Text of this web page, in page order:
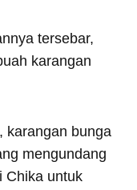
tersebar,
karangan
karangan bunga
mengundang
Chika untuk